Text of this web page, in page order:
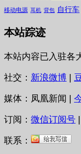
移动电源 耳机 背包 自行车
本站踪迹
本站内容已入驻各
社交： 新浪微博 |
媒体：凤凰新闻 |
订阅： 微信订阅号 |
联系：